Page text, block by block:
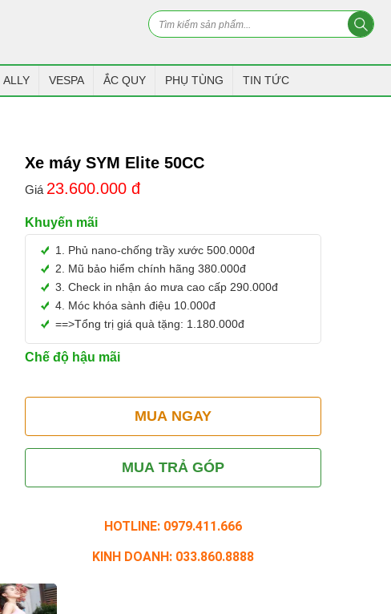
ALLY VESPA ẮC QUY PHỤ TÙNG TIN TỨC
Xe máy SYM Elite 50CC
Giá 23.600.000 đ
Khuyến mãi
1. Phủ nano-chống trầy xước 500.000đ
2. Mũ bảo hiểm chính hãng 380.000đ
3. Check in nhận áo mưa cao cấp 290.000đ
4. Móc khóa sành điệu 10.000đ
==>Tổng trị giá quà tặng: 1.180.000đ
Chế độ hậu mãi
MUA NGAY
MUA TRẢ GÓP
HOTLINE: 0979.411.666
KINH DOANH: 033.860.8888